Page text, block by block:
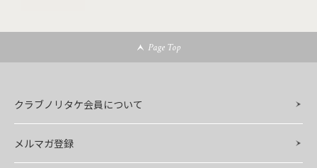
Page Top
クラブノリタケ会員について
メルマガ登録